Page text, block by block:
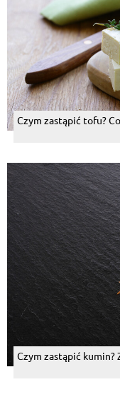
Czym zastąpić tofu?
Czym zastąpić